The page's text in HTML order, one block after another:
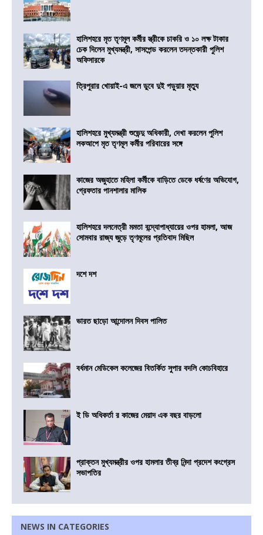
হালিশহরে মৃত তৃণমূল কর্মীর স্ত্রীকে চাকরি ও ১০ লক্ষ টাকার
চেক দিলেন মুখ্যমন্ত্রী, সাসপেন্ড করলেন তদন্তকারী পুলিশ
অফিসারকে
ত্রিপুরার খোয়াই-এ জলে ডুবে দুই পড়ুয়ার মৃত্যু
হালিশহরে মুখ্যমন্ত্রী শুভেন্দু অধিকারী, দেখা করলেন পুলিশ
লকআপে মৃত তৃণমূল কর্মীর পরিবারের সঙ্গে
কাজের অজুহাতে মহিলা কর্মীকে বাড়িতে ডেকে ধর্ষণের অভিযোগ,
গ্রেফতার পানশালার মালিক
হালিশহরে দলনেত্রী মমতা বন্দ্যোপাধ্যায়ের ওপর হামলা, আজ
সোমবার রাজ্য জুড়ে তৃণমূলের প্রতিবাদ মিছিল
দশে দশ
ভারত ছাড়ো আন্দোলন দিবস পালিত
বর্ধমান মেডিকেল কলেজের বিতর্কিত সুপার বদলি কোচবিহারে
ই ডি অধিকর্তা র কাজের মেয়াদ এক বছর বাড়লো
প্রাক্তন মুখ্যমন্ত্রীর ওপর হামলার তীব্র নিন্দা প্রদেশ কংগ্রেস
সভাপতির
NEWS IN CATEGORIES